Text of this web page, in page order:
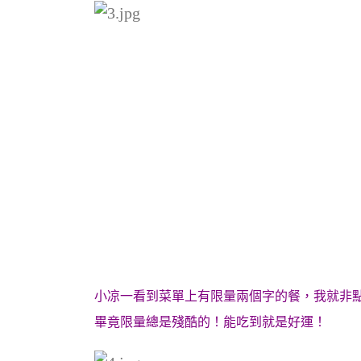
小凉一看到菜單上有限量兩個字的餐，我就非
畢竟限量總是殘酷的！能吃到就是好運！